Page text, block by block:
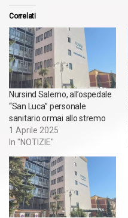
Correlati
Nursind Salerno, all’ospedale
“San Luca” personale
sanitario ormai allo stremo
1 Aprile 2025
In "NOTIZIE"